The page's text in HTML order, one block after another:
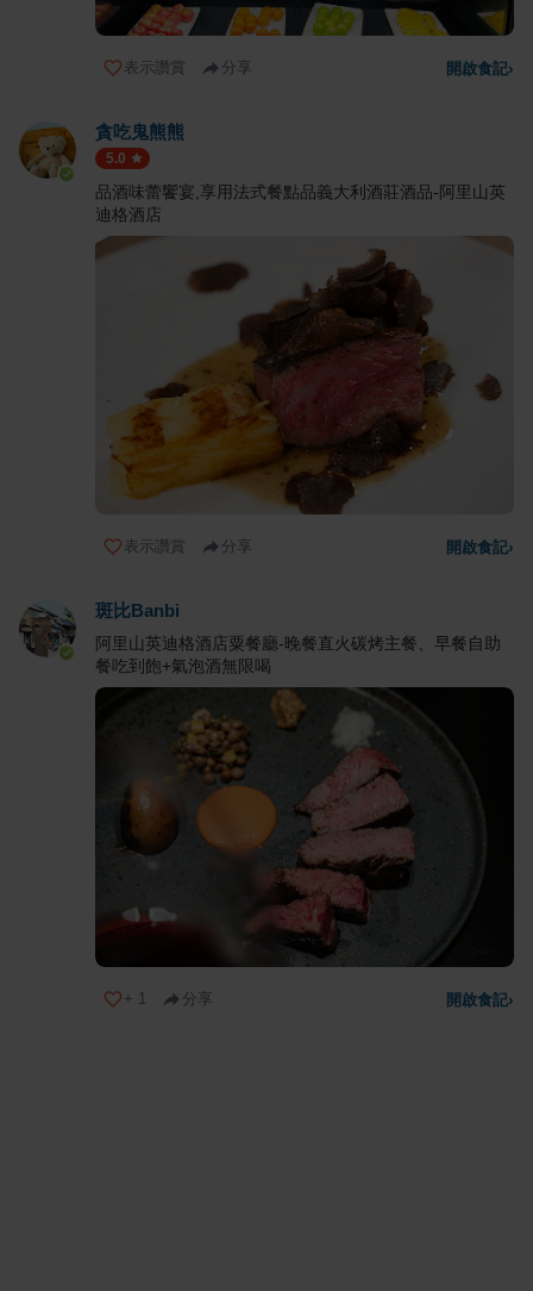
表示讚賞 分享 開啟食記›
貪吃鬼熊熊
5.0
品酒味蕾饗宴,享用法式餐點品義大利酒莊酒品-阿里山英
迪格酒店
表示讚賞 分享 開啟食記›
斑比Banbi
阿里山英迪格酒店粟餐廳-晚餐直火碳烤主餐、早餐自助
餐吃到飽+氣泡酒無限喝
+ 1 分享 開啟食記›